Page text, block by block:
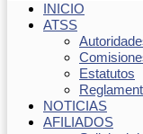
INICIO
ATSS
Estatutos
NOTICIAS
AFILIADOS